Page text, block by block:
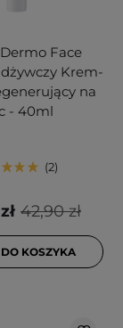
Dermo Face
Krem-
na
- 40ml
2
42,90 zł
KOSZYKA